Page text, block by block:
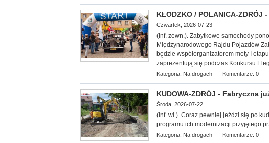
KŁODZKO / POLANICA-
Czwartek, 2026-07-23
(Inf. zewn.). Zabytkowe samochody
Międzynarodowego Rajdu Pojazdów
będzie współorganizatorem mety I
zaprezentują się podczas Konkursu
Kategoria: Na drogach Komentarze: 0
KUDOWA-ZDRÓJ - Fabryczna
Środa, 2026-07-22
(Inf. wł.). Coraz pewniej jeździ się po
programu ich modernizacji przyjętego
Kategoria: Na drogach Komentarze: 0